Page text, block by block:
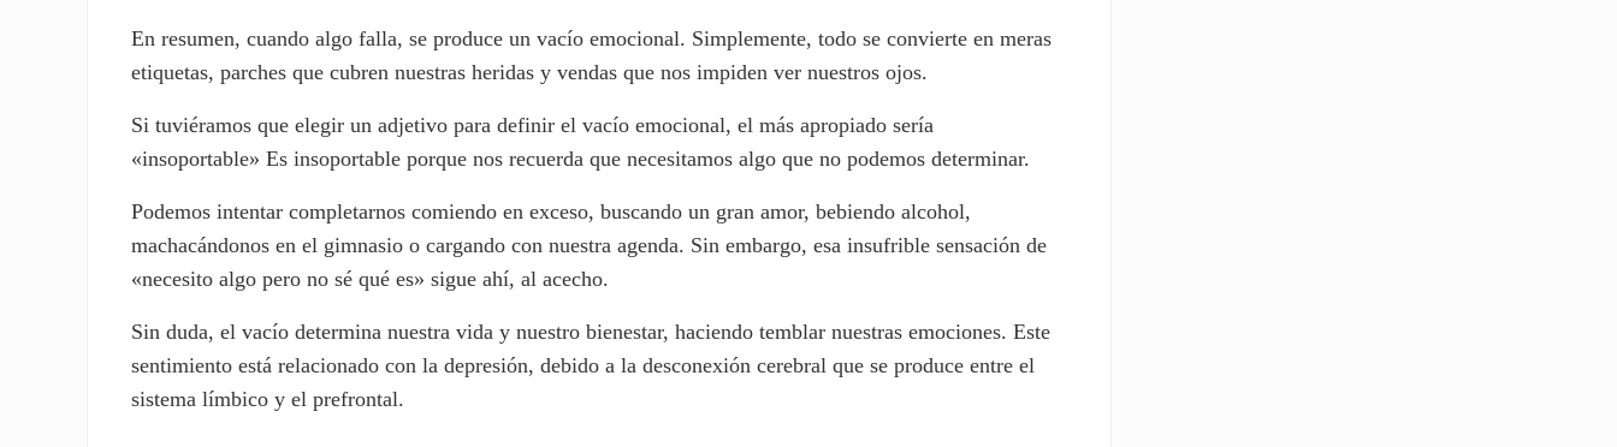
En resumen, cuando algo falla, se produce un vacío emocional. Simplemente, todo se convierte en meras
etiquetas, parches que cubren nuestras heridas y vendas que nos impiden ver nuestros ojos.
Si tuviéramos que elegir un adjetivo para definir el vacío emocional, el más apropiado sería
«insoportable» Es insoportable porque nos recuerda que necesitamos algo que no podemos determinar.
Podemos intentar completarnos comiendo en exceso, buscando un gran amor, bebiendo alcohol,
machacándonos en el gimnasio o cargando con nuestra agenda. Sin embargo, esa insufrible sensación de
«necesito algo pero no sé qué es» sigue ahí, al acecho.
Sin duda, el vacío determina nuestra vida y nuestro bienestar, haciendo temblar nuestras emociones. Este
sentimiento está relacionado con la depresión, debido a la desconexión cerebral que se produce entre el
sistema límbico y el prefrontal.